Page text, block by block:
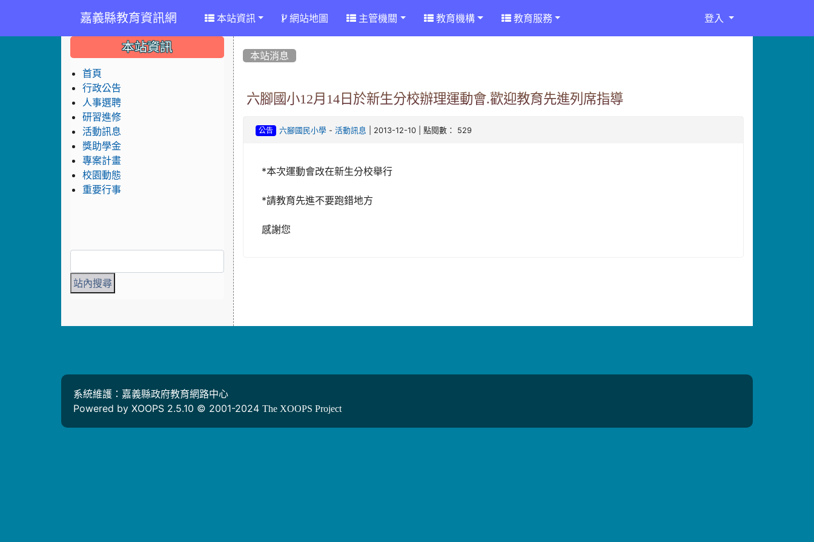
嘉義縣教育資訊網 本站資訊 網站地圖 主管機關 教育機構 教育服務 登入
本站消息
六腳國小12月14日於新生分校辦理運動會.歡迎教育先進列席指導
公告 六腳國民小學 - 活動訊息 | 2013-12-10 | 點閱數： 529
*本次運動會改在新生分校舉行
*請教育先進不要跑錯地方
感謝您
::: 本站資訊
首頁
行政公告
人事選聘
研習進修
活動訊息
獎助學金
專案計畫
校園動態
重要行事
系統維護：嘉義縣政府教育網路中心
Powered by XOOPS 2.5.10 © 2001-2024 The XOOPS Project